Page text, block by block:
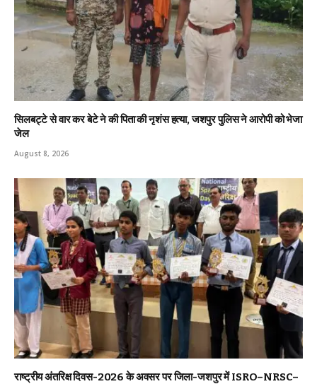
सिलबट्टे से वार कर बेटे ने की पिता की नृशंस हत्या, जशपुर पुलिस ने आरोपी को भेजा
जेल
August 8, 2026
राष्ट्रीय अंतरिक्ष दिवस-2026 के अवसर पर जिला-जशपुर में ISRO–NRSC–